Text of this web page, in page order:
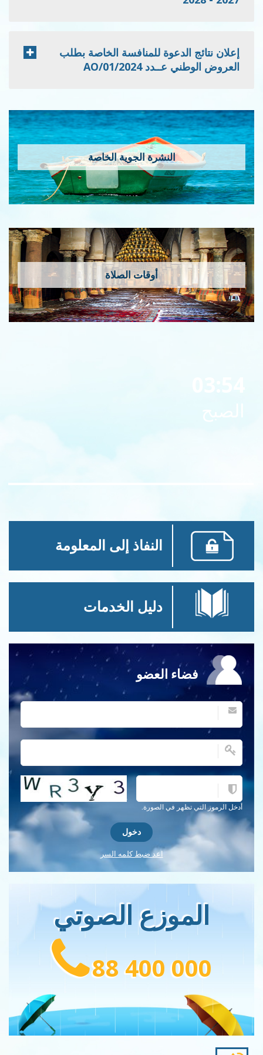
إعلان نتائج الدعوة للمنافسة الخاصة بطلب
العروض الوطني عــدد 2024/AO/01
النشرة الجوية الخاصة
أوقات الصلاة
النفاذ إلى المعلومة
دليل الخدمات
فضاء العضو
أدخل الرموز التي تظهر في الصورة.
احصل على كلمة التحقق جديدة!
اعد ضبط كلمه السر
الموزع الصوتي
88 400 000